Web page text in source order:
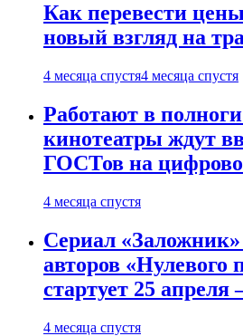
Как перевести
новый взгляд на
4 месяца спустя4 месяца спустя
Работают в
кинотеатры ждут
ГОСТов на
4 месяца спустя
Сериал
авторов «Нулевого
стартует 25
4 месяца спустя